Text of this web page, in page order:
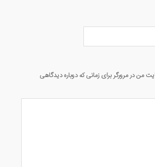
من در مرورگر برای زمانی که دوباره دیدگاهی